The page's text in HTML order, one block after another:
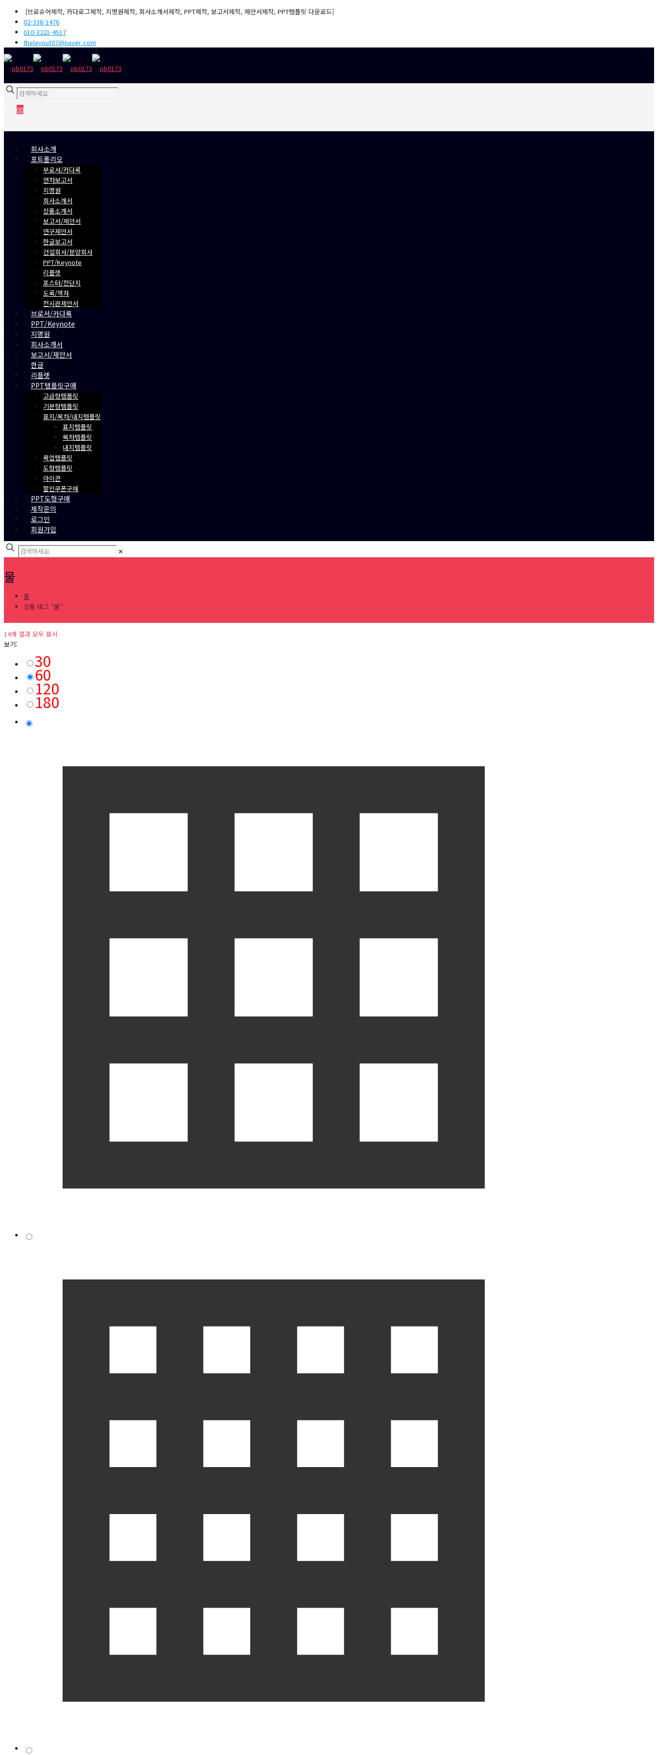
[브로슈어제작, 카다로그제작, 지명원제작, 회사소개서제작, PPT제작, 보고서제작, 제안서제작, PPT템플릿 다운로드]
02-336-1476
010-3221-4517
thelayout07@naver.com
00
회사소개
포트폴리오
부로셔/카다록
연차보고서
지명원
회사소개서
상품소개서
보고서/제안서
연구제안서
한글보고서
건설회사/분양회사
PPT/Keynote
리플렛
포스터/전단지
도록/책자
전시관제안서
브로셔/카다록
PPT/Keynote
지명원
회사소개서
보고서/제안서
한글
리플렛
PPT템플릿구매
고급형템플릿
기본형템플릿
표지/목차/내지템플릿
표지템플릿
목차템플릿
내지템플릿
목업템플릿
도형템플릿
아이콘
할인쿠폰구매
PPT도형구매
제작문의
로그인
회원가입
✕
물
홈
상품 태그 “물”
14개 결과 모두 표시
보기:
30
60
120
180